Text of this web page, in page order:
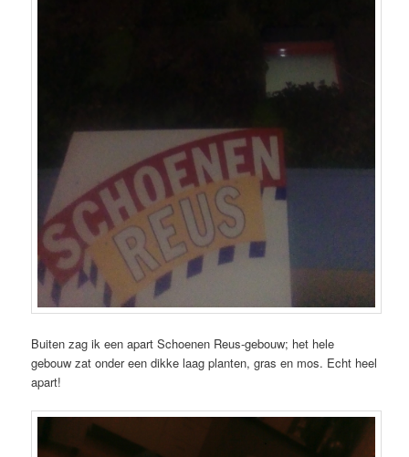
Buiten zag ik een apart Schoenen Reus-gebouw; het hele
gebouw zat onder een dikke laag planten, gras en mos. Echt heel
apart!